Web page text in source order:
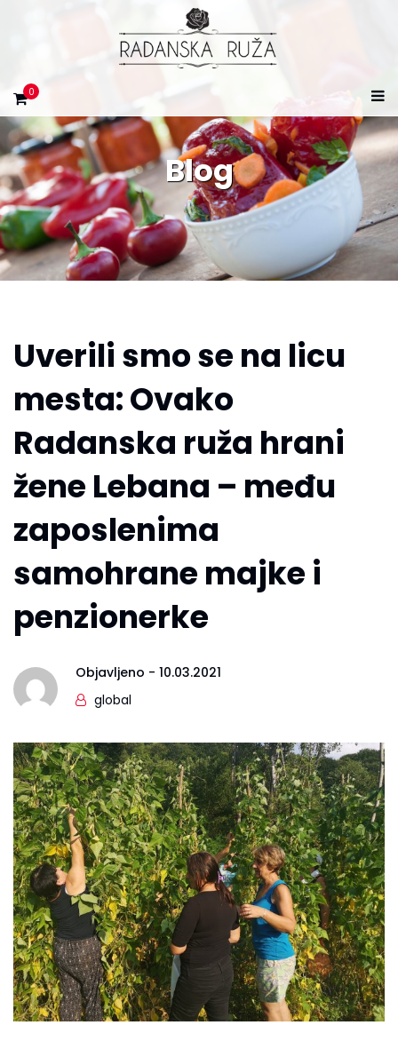
0
Blog
Uverili smo se na licu
mesta: Ovako
Radanska ruža hrani
žene Lebana – među
zaposlenima
samohrane majke i
penzionerke
Objavljeno - 10.03.2021
global